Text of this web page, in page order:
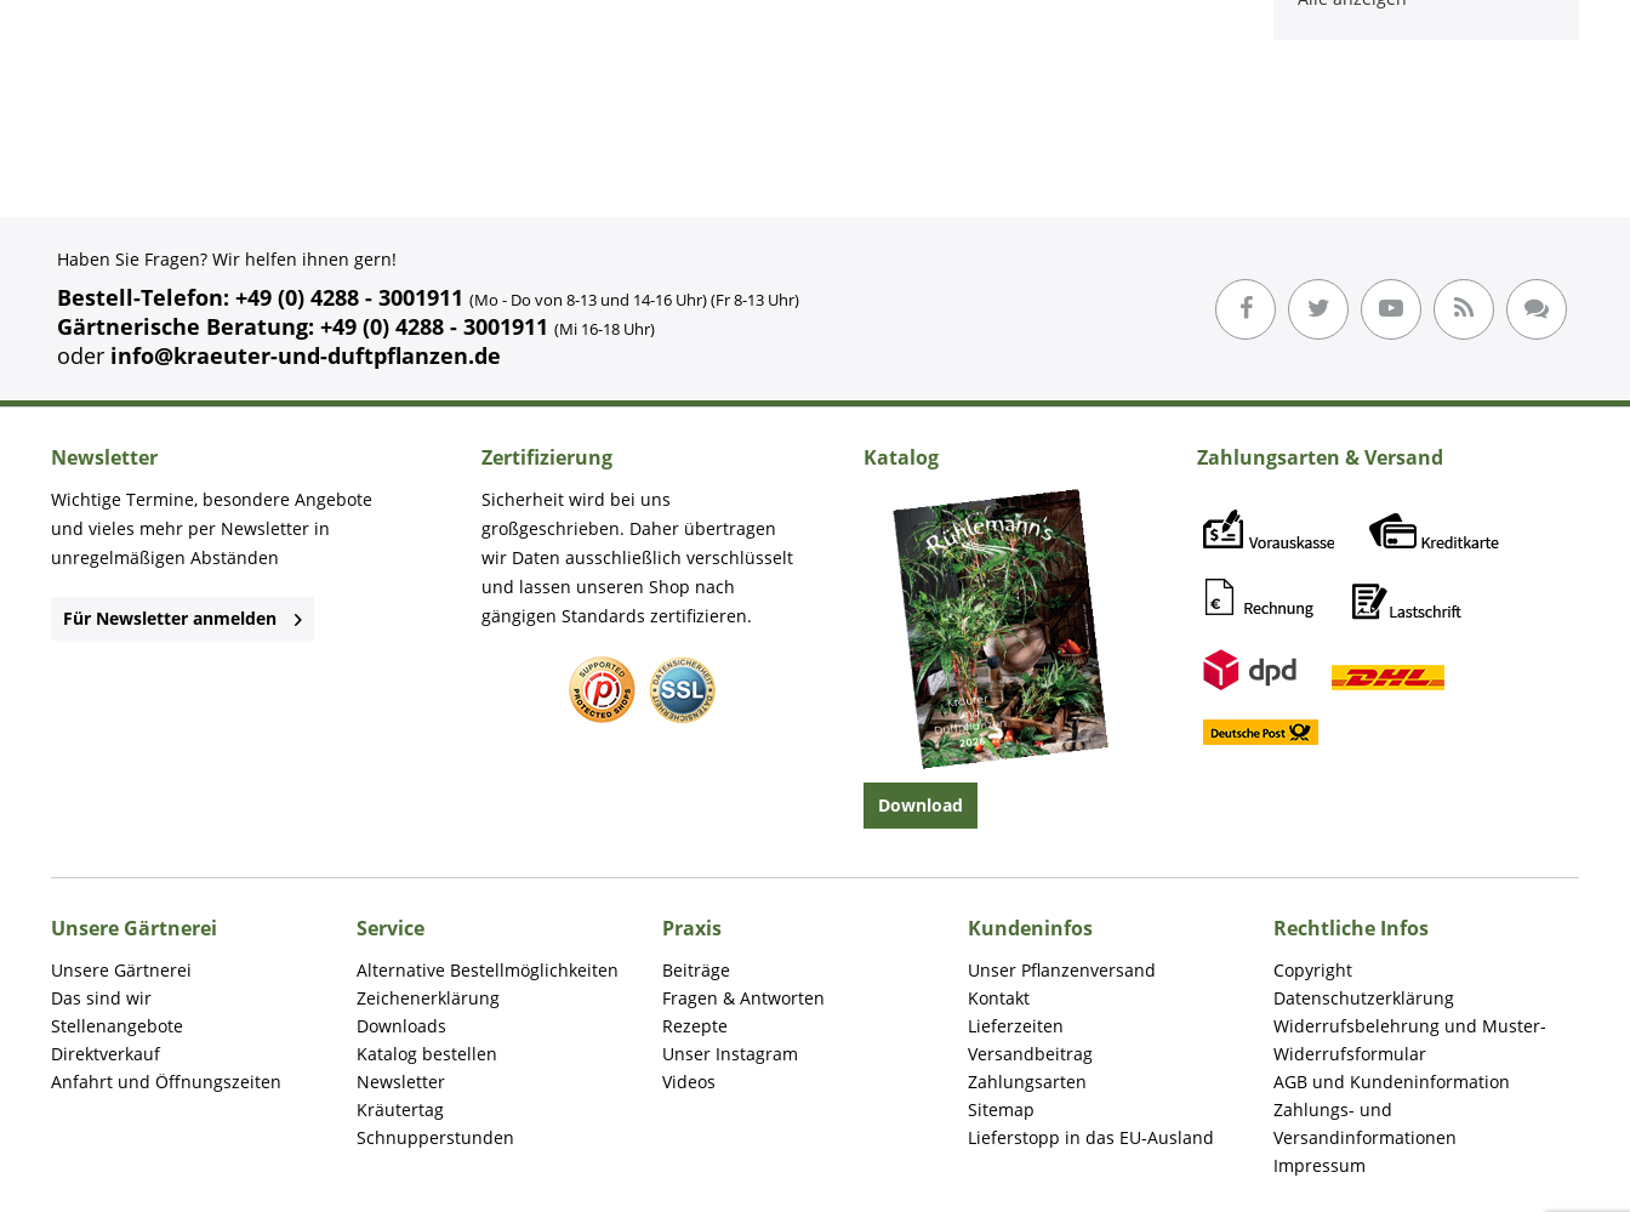
Haben Sie Fragen? Wir helfen ihnen gern!
Bestell-Telefon: +49 (0) 4288 - 3001911 (Mo - Do von 8-13 und 14-16 Uhr) (Fr 8-13 Uhr)
Gärtnerische Beratung: +49 (0) 4288 - 3001911 (Mi 16-18 Uhr)
oder info@kraeuter-und-duftpflanzen.de
Newsletter
Wichtige Termine, besondere Angebote
und vieles mehr per Newsletter in
unregelmäßigen Abständen
Für Newsletter anmelden
Zertifizierung
Sicherheit wird bei uns
großgeschrieben. Daher übertragen
wir Daten ausschließlich verschlüsselt
und lassen unseren Shop nach
gängigen Standards zertifizieren.
Katalog
Download
Zahlungsarten & Versand
Unsere Gärtnerei
Unsere Gärtnerei
Das sind wir
Stellenangebote
Direktverkauf
Anfahrt und Öffnungszeiten
Service
Alternative Bestellmöglichkeiten
Zeichenerklärung
Downloads
Katalog bestellen
Newsletter
Kräutertag
Schnupperstunden
Praxis
Beiträge
Fragen & Antworten
Rezepte
Unser Instagram
Videos
Kundeninfos
Unser Pflanzenversand
Kontakt
Lieferzeiten
Versandbeitrag
Zahlungsarten
Sitemap
Lieferstopp in das EU-Ausland
Rechtliche Infos
Copyright
Datenschutzerklärung
Widerrufsbelehrung und Muster-
Widerrufsformular
AGB und Kundeninformation
Zahlungs- und
Versandinformationen
Impressum